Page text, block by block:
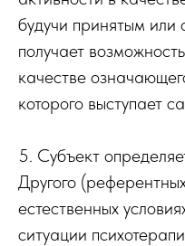
будучи принятым или
получает
качестве
которого выступает
5. Субъект
Другого
естественных
ситуации